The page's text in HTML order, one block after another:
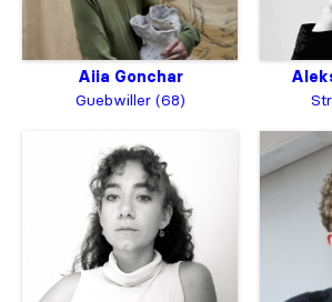
Aiia Gonchar
Guebwiller (68)